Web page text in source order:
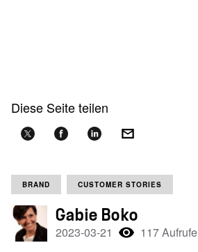
Diese Seite teilen
BRAND CUSTOMER STORIES
Gabie Boko
2023-03-21 117 Aufrufe